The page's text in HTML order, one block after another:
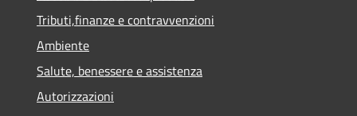
Tributi,finanze e contravvenzioni
Ambiente
Salute, benessere e assistenza
Autorizzazioni